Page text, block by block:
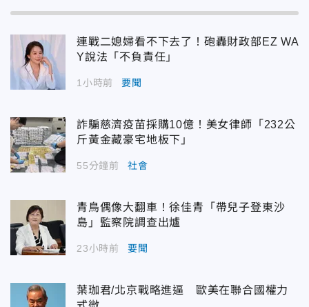
連戰二媳婦看不下去了！砲轟財政部EZ WA
Y說法「不負責任」
1小時前 要聞
詐騙慈濟疫苗採購10億！美女律師「232公
斤黃金藏豪宅地板下」
55分鐘前 社會
青鳥偶像大翻車！徐佳青「帶兒子登東沙
島」監察院調查出爐
23小時前 要聞
葉珈君/北京戰略進逼 歐美在聯合國權力